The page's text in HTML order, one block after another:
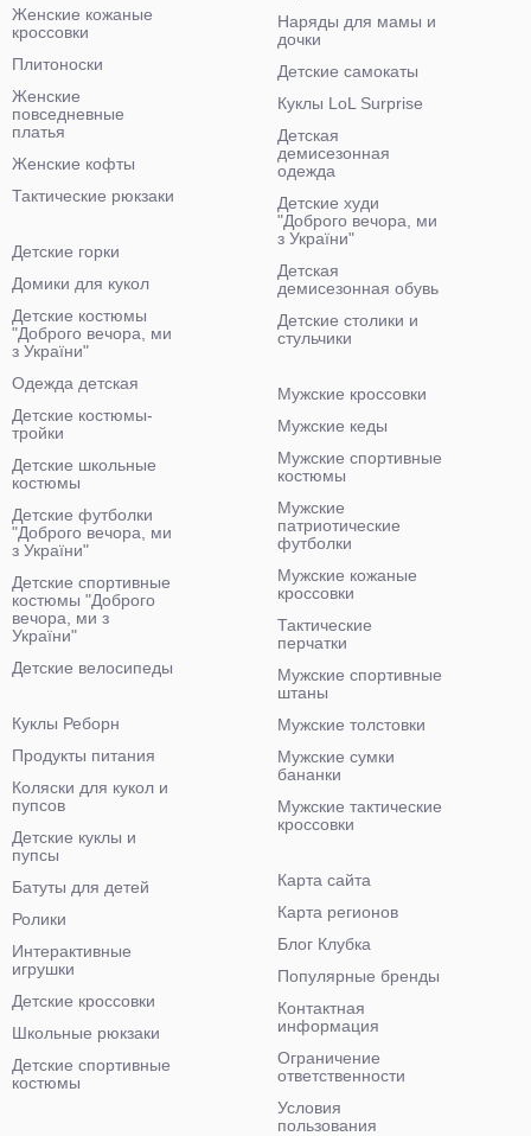
Женские кожаные
кроссовки
Плитоноски
Женские
повседневные
платья
Женские кофты
Тактические рюкзаки
Наряды для мамы и
дочки
Детские самокаты
Куклы LoL Surprise
Детская
демисезонная
одежда
Детские худи
"Доброго вечора, ми
з України"
Детская
демисезонная обувь
Детские столики и
стульчики
Детские горки
Домики для кукол
Детские костюмы
"Доброго вечора, ми
з України"
Одежда детская
Детские костюмы-
тройки
Детские школьные
костюмы
Детские футболки
"Доброго вечора, ми
з України"
Детские спортивные
костюмы "Доброго
вечора, ми з
України"
Детские велосипеды
Мужские кроссовки
Мужские кеды
Мужские спортивные
костюмы
Мужские
патриотические
футболки
Мужские кожаные
кроссовки
Тактические
перчатки
Мужские спортивные
штаны
Мужские толстовки
Мужские сумки
бананки
Мужские тактические
кроссовки
Куклы Реборн
Продукты питания
Коляски для кукол и
пупсов
Детские куклы и
пупсы
Батуты для детей
Ролики
Интерактивные
игрушки
Детские кроссовки
Школьные рюкзаки
Детские спортивные
костюмы
Карта сайта
Карта регионов
Блог Клубка
Популярные бренды
Контактная
информация
Ограничение
ответственности
Условия
пользования